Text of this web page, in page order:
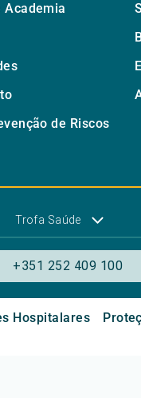
Academia
de Riscos
Trofa Saúde
+351 252 409 100
Hospitalares